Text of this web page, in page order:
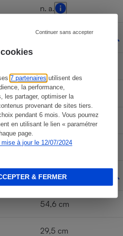
7 partenaires utilisent des
la performance,
les partager, optimiser la
provenant de sites tiers.
pendant 6 mois. Vous pourrez
en utilisant le lien « paramétrer
page.
à jour le 12/07/2024
Continuer sans accepter
& FERMER
n. a.
Non
6200055
49 €
54,6 cm
29,5 cm